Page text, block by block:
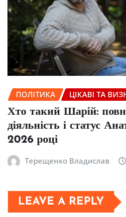
ПОЛІТИКА ЦІКАВІ ТА
Хто такий Шарій:
діяльність і статус
2026 році
Терещенко Владислав
LEAVE A REPLY